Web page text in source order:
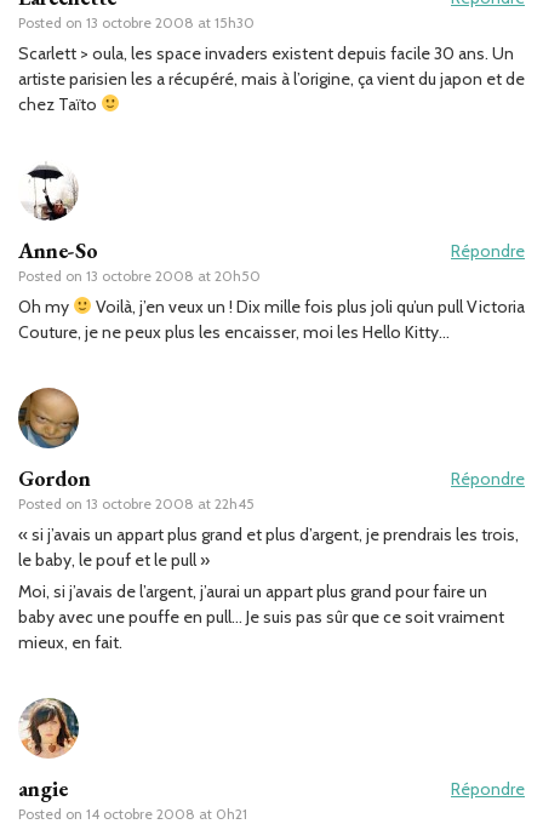
Posted on 13 octobre 2008 at 15h30
Scarlett > oula, les space invaders existent depuis facile 30 ans. Un
artiste parisien les a récupéré, mais à l’origine, ça vient du japon et de
chez Taïto
Anne-So
Posted on 13 octobre 2008 at 20h50
Répondre
Oh my
Voilà, j’en veux un ! Dix mille fois plus joli qu’un pull Victoria
Couture, je ne peux plus les encaisser, moi les Hello Kitty…
Gordon
Posted on 13 octobre 2008 at 22h45
Répondre
« si j’avais un appart plus grand et plus d’argent, je prendrais les trois,
le baby, le pouf et le pull »
Moi, si j’avais de l’argent, j’aurai un appart plus grand pour faire un
baby avec une pouffe en pull… Je suis pas sûr que ce soit vraiment
mieux, en fait.
angie
Posted on 14 octobre 2008 at 0h21
Répondre